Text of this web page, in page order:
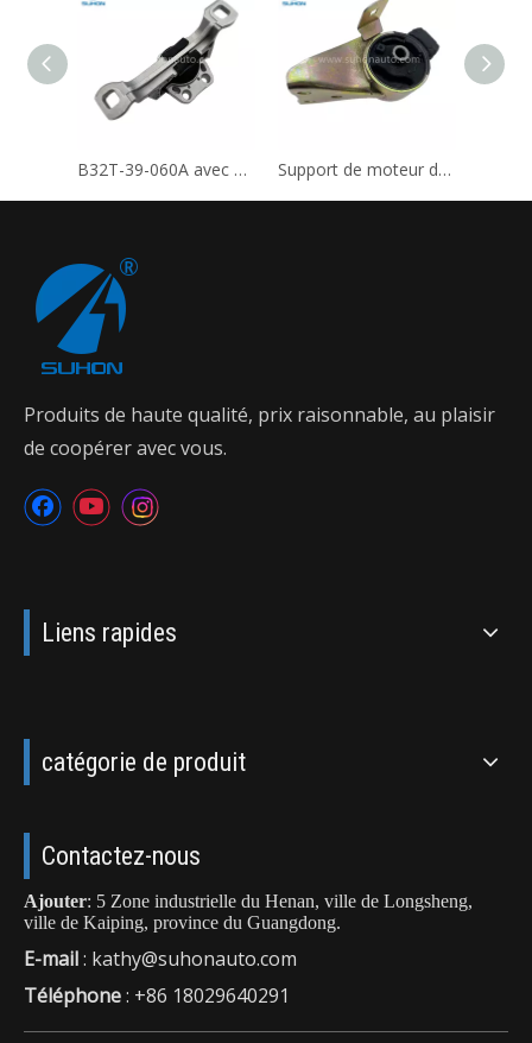
B32T-39-060A avec support moteur de pièces automobiles d'assurance qualité Support de moteur de support de pièces automobiles d'usine B25F-39-040B
Produits de haute qualité, prix raisonnable, au plaisir
de coopérer avec vous.
Liens rapides
catégorie de produit
Contactez-nous
Ajouter: 5 Zone industrielle du Henan, ville de Longsheng,
ville de Kaiping, province du Guangdong.
E-mail: kathy@suhonauto.com
Téléphone: +86 18029640291